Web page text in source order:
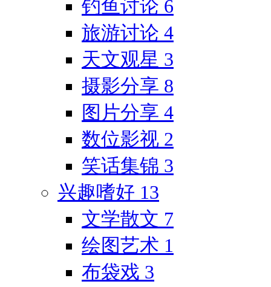
钓鱼讨论 6
旅游讨论 4
天文观星 3
摄影分享 8
图片分享 4
数位影视 2
笑话集锦 3
兴趣嗜好 13
文学散文 7
绘图艺术 1
布袋戏 3